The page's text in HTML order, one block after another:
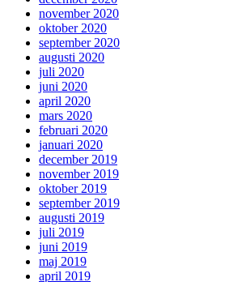
november 2020
oktober 2020
september 2020
augusti 2020
juli 2020
juni 2020
april 2020
mars 2020
februari 2020
januari 2020
december 2019
november 2019
oktober 2019
september 2019
augusti 2019
juli 2019
juni 2019
maj 2019
april 2019